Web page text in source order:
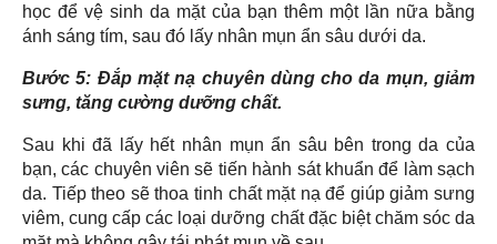
học để vệ sinh da mặt của bạn thêm một lần nữa bằng
ánh sáng tím, sau đó lấy nhân mụn ẩn sâu dưới da.
Bước 5: Đắp mặt nạ chuyên dùng cho da mụn, giảm
sưng, tăng cường dưỡng chất.
Sau khi đã lấy hết nhân mụn ẩn sâu bên trong da của
bạn, các chuyên viên sẽ tiến hành sát khuẩn để làm sạch
da. Tiếp theo sẽ thoa tinh chất mặt nạ để giúp giảm sưng
viêm, cung cấp các loại dưỡng chất đặc biệt chăm sóc da